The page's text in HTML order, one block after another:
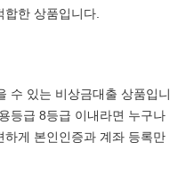
한 상품입니다.
수 있는 비상금대출 상품입니
등급 8등급 이내라면 누구나
게 본인인증과 계좌 등록만